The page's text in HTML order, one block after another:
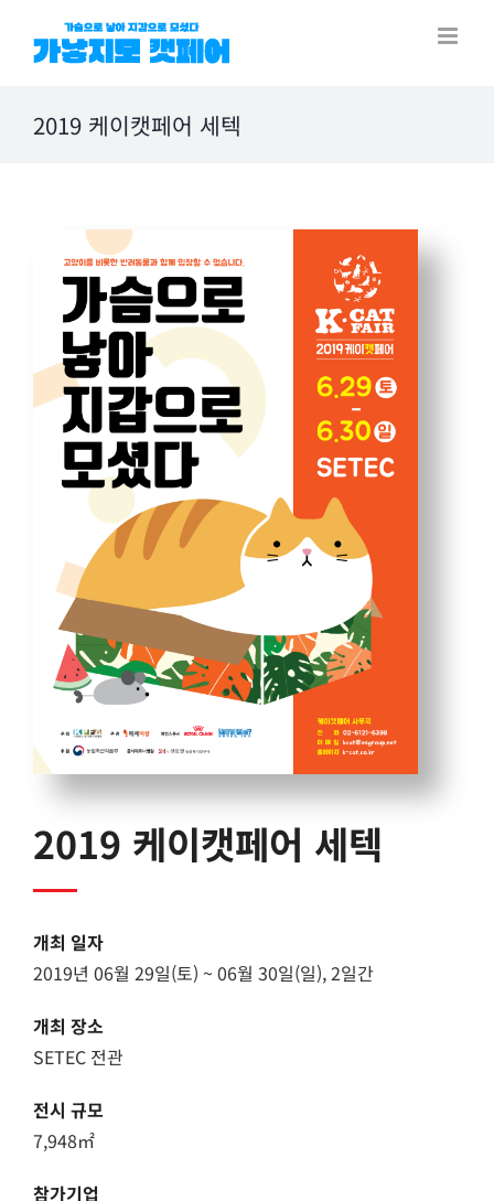
2019 케이캣페어 세텍
2019 케이캣페어 세텍
개최 일자
2019년 06월 29일(토) ~ 06월 30일(일), 2일간
개최 장소
SETEC 전관
전시 규모
7,948㎡
참가기업